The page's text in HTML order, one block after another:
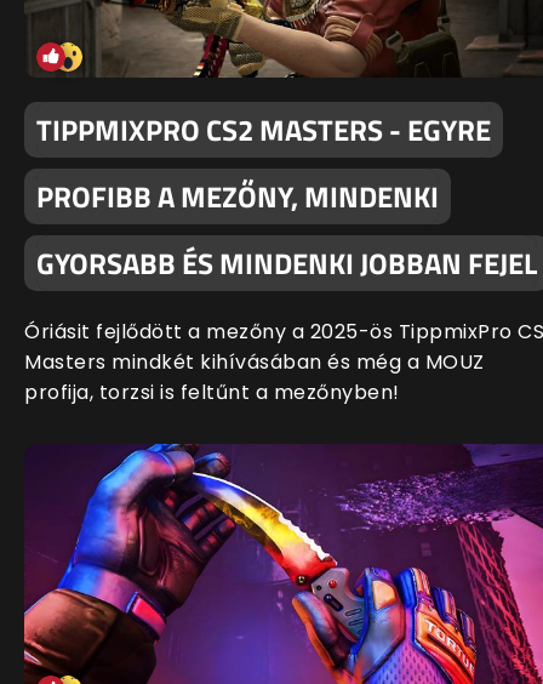
TIPPMIXPRO CS2 MASTERS - EGYRE
PROFIBB A MEZŐNY, MINDENKI
GYORSABB ÉS MINDENKI JOBBAN FEJEL
Óriásit fejlődött a mezőny a 2025-ös TippmixPro
Masters mindkét kihívásában és még a MOUZ
profija, torzsi is feltűnt a mezőnyben!